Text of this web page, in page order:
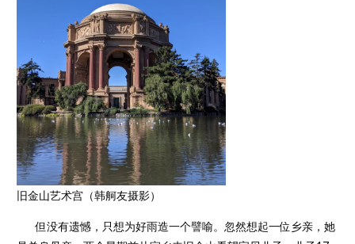
旧金山艺术宫（韩舸友摄影）
但没有遗憾，只想为好雨造一个譬喻。忽然想起一位乡亲，她